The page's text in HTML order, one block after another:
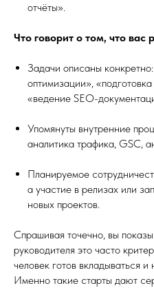
отчёты».
Что говорит о том, что вас
Задачи описаны
оптимизации»,
«ведение SEO-
Упомянуты внутренние
аналитика трафика, GSC,
Планируемое
а участие в релизах или
новых проектов.
Спрашивая точечно, вы
руководителя это часто
человек готов вкладываться
Именно такие старты дают